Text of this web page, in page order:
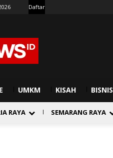
Daftar
UMKM KISAH BISNIS
RAYA SEMARANG RAYA